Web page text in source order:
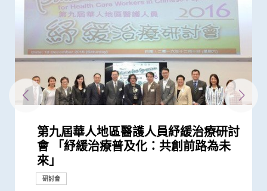
第九屆華人地區醫護人員紓緩治療研討
會 「紓緩治療普及化：共創前路為未
來」
研討會
第八屆華人地區醫護人員紓緩治療研討
會 探討香港紓緩治療服務的機遇及挑
戰
研討會
第六屆華人地區醫護人員紓緩治療研討
會 重點探討老年癌症病人的紓緩治療
研討會
中大獲李嘉誠先生捐贈港幣三千萬元
支持醫學院發展人工智能 進一步加強
醫學教研
捐款
港大及中大醫學院聯合研究證實 吸煙
及肥胖令患上重症新冠肺炎的風險增加
65%至81%
研究
中大獲李嘉誠基金會捐贈港幣1.5億元
支持生物醫學科技的科研發展
捐款
港大及中大醫學院聯合研究發現已接種
疫苗人士 在感染新型冠狀病毒變異株
Omicron後能對不同的新冠病毒變異...
研究
港大及中大醫學院聯合研究發現 吸煙
增加患上新冠肺炎的風險
研究
中大港大幹細胞研究揭示新冠病毒誘發
血管炎症新機制
研究
港大及中大醫學院聯合研究發現 第三
劑復必泰疫苗能提供足夠抗體 抵抗新
型冠狀病毒變異株Omicron
研究
中大與港大醫學院帶領國際科研團隊發
現丙肝藥物可治新冠肺炎
研究
香港中文大學感謝李嘉誠先生及基金會
捐助3千萬港元提升中大李嘉誠健康科
學研究所科研空間及設施
捐款
中大醫學院那打素護理學院舉辦「第一
屆考科藍香港研討會」 研討在一帶一
路地區推廣以實證為本的優質醫護服務
研討會
李嘉誠基金會啟動《愛能助》兒童癌症
項目 資助兒童罕見癌症
捐款
中大港大合作開展復發性卵巢癌藥物基
因組學研究 免費為百名本地病人提供
分析
研究
中大醫學院楊永強教授在莫慶堯訪問學
人講座談「善終治療」
研討會
中大生命倫理學中心舉辦首屆Lanson
生命倫理學講座 尊嚴的兩種概念：有
關協助自殺、基因和胚胎、精神病學...
研討會
中大那打素護理學院社區關懷日暨校友
嘉年華 推廣矜憫為懷、關愛長者理
念
研討會
中大醫學院那打素護理學院主辦第六屆
泛太平洋護理會議暨第一屆慢性病護理
研討會
研討會
中大呂志和博士創新醫學傑出教授
David Hayes 談遠程醫學與流動醫療
的現在與未來
研討會
香港中文大學賽馬會老年學研究所開幕
研討會今舉行 探討如何共建長者友善
社區
研討會
中大生命倫理學中心開幕研討會 探討
香港與長壽與生物科技革命的雙面刃
研討會
第七屆華人地區醫護人員紓緩治療研討
會 鼓勵延伸紓緩治療服務至社區
研討會
中文大學舉辦「沙士十年 — 醫護專業
人員研討會」 回顧與前瞻 提升防治
傳染病工作
研討會
兩大合辦第五屆華人地區醫護人員紓緩
治療研討會
研討會
中大及港大研究團隊攜手成功發現腦癇
新基因標記
研究